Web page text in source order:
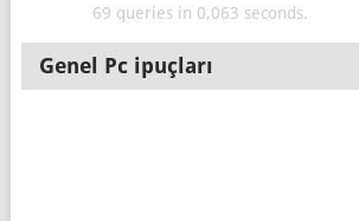
69 queries in 0,063 seconds.
Genel Pc ipuçları